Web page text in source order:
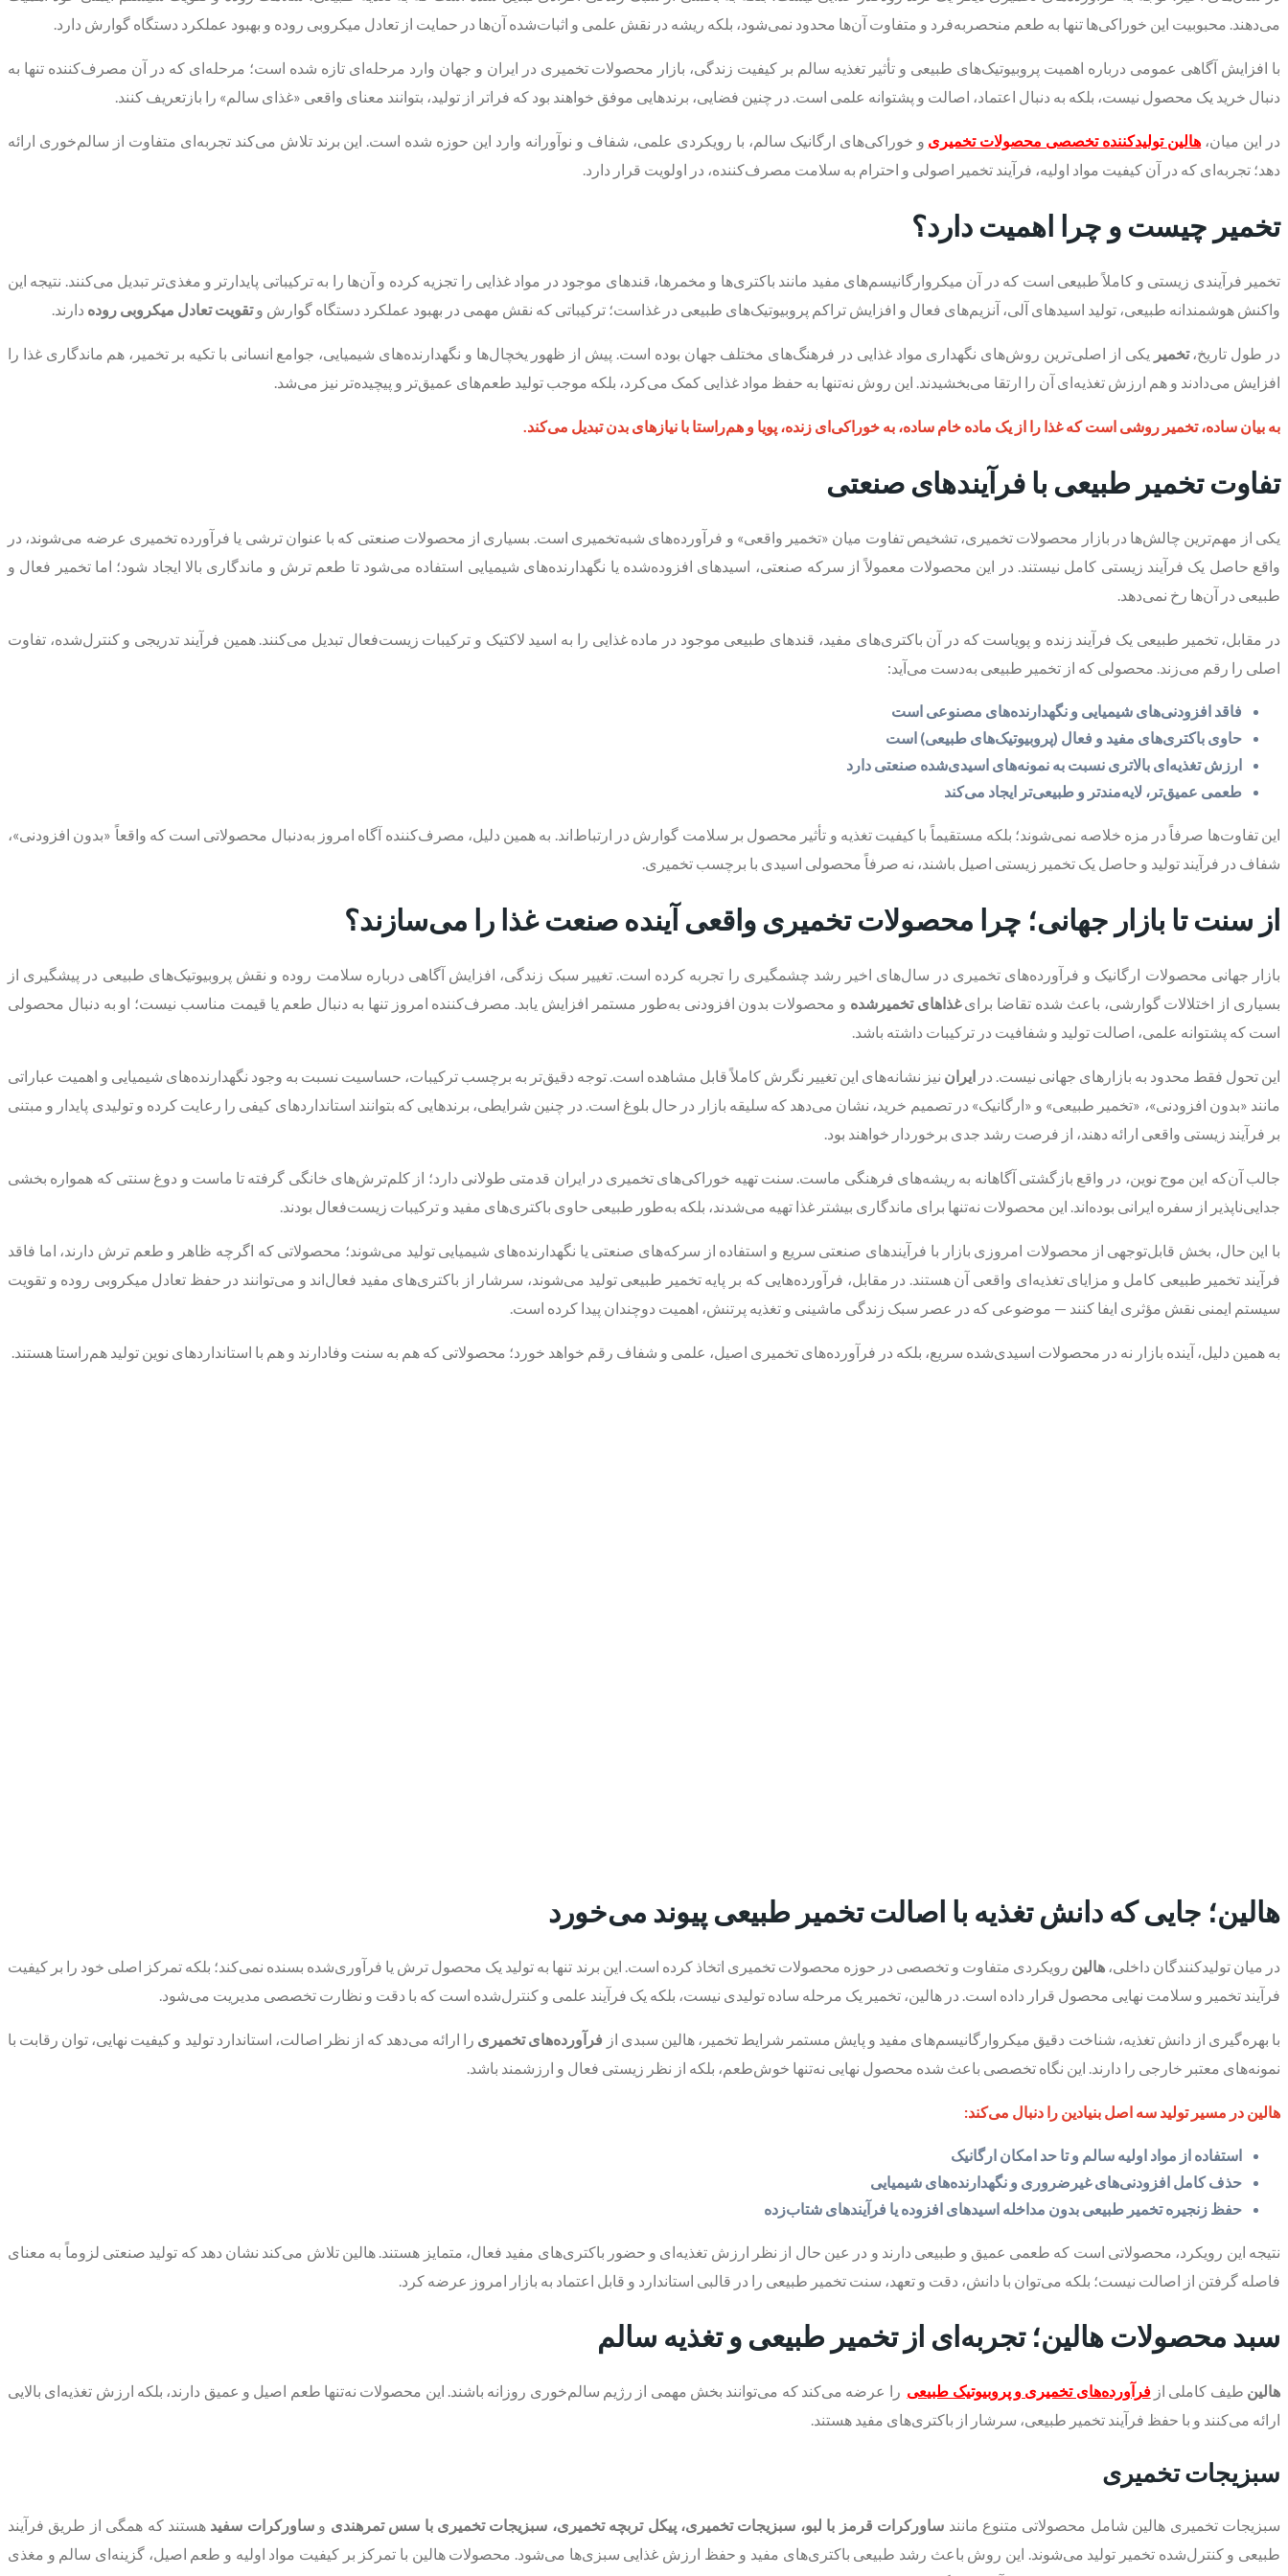
می‌دهند. محبوبیت این خوراکی‌ها تنها به طعم منحصربه‌فرد و متفاوت آن‌ها محدود نمی‌شود، بلکه ریشه در نقش علمی و اثبات‌شده آن‌ها در حمایت از تعادل میکروبی روده و بهبود عملکرد دستگاه گوارش دارد.
با افزایش آگاهی عمومی درباره اهمیت پروبیوتیک‌های طبیعی و تأثیر تغذیه سالم بر کیفیت زندگی، بازار محصولات تخمیری در ایران و جهان وارد مرحله‌ای تازه شده است؛ مرحله‌ای که در آن مصرف‌کننده تنها به
دنبال خرید یک محصول نیست، بلکه به دنبال اعتماد، اصالت و پشتوانه علمی است. در چنین فضایی، برندهایی موفق خواهند بود که فراتر از تولید، بتوانند معنای واقعی «غذای سالم» را بازتعریف کنند.
در این میان، هالین تولیدکننده تخصصی محصولات تخمیری و خوراکی‌های ارگانیک سالم، با رویکردی علمی، شفاف و نوآورانه وارد این حوزه شده است. این برند تلاش می‌کند تجربه‌ای متفاوت از سالم‌خوری ارائه
دهد؛ تجربه‌ای که در آن کیفیت مواد اولیه، فرآیند تخمیر اصولی و احترام به سلامت مصرف‌کننده، در اولویت قرار دارد.
تخمیر چیست و چرا اهمیت دارد؟
تخمیر فرآیندی زیستی و کاملاً طبیعی است که در آن میکروارگانیسم‌های مفید مانند باکتری‌ها و مخمرها، قندهای موجود در مواد غذایی را تجزیه کرده و آن‌ها را به ترکیباتی پایدارتر و مغذی‌تر تبدیل می‌کنند. نتیجه این
واکنش هوشمندانه طبیعی، تولید اسیدهای آلی، آنزیم‌های فعال و افزایش تراکم پروبیوتیک‌های طبیعی در غذاست؛ ترکیباتی که نقش مهمی در بهبود عملکرد دستگاه گوارش وتقویت تعادل میکروبی روده دارند.
در طول تاریخ،تخمیر یکی از اصلی‌ترین روش‌های نگهداری مواد غذایی در فرهنگ‌های مختلف جهان بوده است. پیش از ظهور یخچال‌ها و نگهدارنده‌های شیمیایی، جوامع انسانی با تکیه بر تخمیر، هم ماندگاری غذا را
افزایش می‌دادند و هم ارزش تغذیه‌ای آن را ارتقا می‌بخشیدند. این روش نه‌تنها به حفظ مواد غذایی کمک می‌کرد، بلکه موجب تولید طعم‌های عمیق‌تر و پیچیده‌تر نیز می‌شد.
به بیان ساده، تخمیر روشی است که غذا را از یک ماده خام ساده، به خوراکی‌ای زنده، پویا و هم‌راستا با نیازهای بدن تبدیل می‌کند.
تفاوت تخمیر طبیعی با فرآیندهای صنعتی
یکی از مهم‌ترین چالش‌ها در بازار محصولات تخمیری، تشخیص تفاوت میان «تخمیر واقعی» و فرآورده‌های شبه‌تخمیری است. بسیاری از محصولات صنعتی که با عنوان ترشی یا فرآورده تخمیری عرضه می‌شوند، در
واقع حاصل یک فرآیند زیستی کامل نیستند. در این محصولات معمولاً از سرکه صنعتی، اسیدهای افزوده‌شده یا نگهدارنده‌های شیمیایی استفاده می‌شود تا طعم ترش و ماندگاری بالا ایجاد شود؛ اما تخمیر فعال و
طبیعی در آن‌ها رخ نمی‌دهد.
در مقابل، تخمیر طبیعی یک فرآیند زنده و پویاست که در آن باکتری‌های مفید، قندهای طبیعی موجود در ماده غذایی را به اسید لاکتیک و ترکیبات زیست‌فعال تبدیل می‌کنند. همین فرآیند تدریجی و کنترل‌شده، تفاوت
اصلی را رقم می‌زند. محصولی که از تخمیر طبیعی به‌دست می‌آید:
فاقد افزودنی‌های شیمیایی و نگهدارنده‌های مصنوعی است
حاوی باکتری‌های مفید و فعال (پروبیوتیک‌های طبیعی) است
ارزش تغذیه‌ای بالاتری نسبت به نمونه‌های اسیدی‌شده صنعتی دارد
طعمی عمیق‌تر، لایه‌مندتر و طبیعی‌تر ایجاد می‌کند
این تفاوت‌ها صرفاً در مزه خلاصه نمی‌شوند؛ بلکه مستقیماً با کیفیت تغذیه و تأثیر محصول بر سلامت گوارش در ارتباط‌اند. به همین دلیل، مصرف‌کننده آگاه امروز به‌دنبال محصولاتی است که واقعاً «بدون افزودنی»،
شفاف در فرآیند تولید و حاصل یک تخمیر زیستی اصیل باشند، نه صرفاً محصولی اسیدی با برچسب تخمیری.
از سنت تا بازار جهانی؛ چرا محصولات تخمیری واقعی آینده صنعت غذا را می‌سازند؟
بازار جهانی محصولات ارگانیک و فرآورده‌های تخمیری در سال‌های اخیر رشد چشمگیری را تجربه کرده است. تغییر سبک زندگی، افزایش آگاهی درباره سلامت روده و نقش پروبیوتیک‌های طبیعی در پیشگیری از
بسیاری از اختلالات گوارشی، باعث شده تقاضا برایغذاهای تخمیرشده و محصولات بدون افزودنی به‌طور مستمر افزایش یابد. مصرف‌کننده امروز تنها به دنبال طعم یا قیمت مناسب نیست؛ او به دنبال محصولی
است که پشتوانه علمی، اصالت تولید و شفافیت در ترکیبات داشته باشد.
این تحول فقط محدود به بازارهای جهانی نیست. در ایران نیز نشانه‌های این تغییر نگرش کاملاً قابل مشاهده است. توجه دقیق‌تر به برچسب ترکیبات، حساسیت نسبت به وجود نگهدارنده‌های شیمیایی و اهمیت عباراتی
مانند «بدون افزودنی»، «تخمیر طبیعی» و «ارگانیک» در تصمیم خرید، نشان می‌دهد که سلیقه بازار در حال بلوغ است. در چنین شرایطی، برندهایی که بتوانند استانداردهای کیفی را رعایت کرده و تولیدی پایدار و مبتنی
بر فرآیند زیستی واقعی ارائه دهند، از فرصت رشد جدی برخوردار خواهند بود.
جالب آن‌که این موج نوین، در واقع بازگشتی آگاهانه به ریشه‌های فرهنگی ماست. سنت تهیه خوراکی‌های تخمیری در ایران قدمتی طولانی دارد؛ از کلم‌ترش‌های خانگی گرفته تا ماست و دوغ سنتی که همواره بخشی
جدایی‌ناپذیر از سفره ایرانی بوده‌اند. این محصولات نه‌تنها برای ماندگاری بیشتر غذا تهیه می‌شدند، بلکه به‌طور طبیعی حاوی باکتری‌های مفید و ترکیبات زیست‌فعال بودند.
با این حال، بخش قابل‌توجهی از محصولات امروزی بازار با فرآیندهای صنعتی سریع و استفاده از سرکه‌های صنعتی یا نگهدارنده‌های شیمیایی تولید می‌شوند؛ محصولاتی که اگرچه ظاهر و طعم ترش دارند، اما فاقد
فرآیند تخمیر طبیعی کامل و مزایای تغذیه‌ای واقعی آن هستند. در مقابل، فرآورده‌هایی که بر پایه تخمیر طبیعی تولید می‌شوند، سرشار از باکتری‌های مفید فعال‌اند و می‌توانند در حفظ تعادل میکروبی روده و تقویت
سیستم ایمنی نقش مؤثری ایفا کنند — موضوعی که در عصر سبک زندگی ماشینی و تغذیه پرتنش، اهمیت دوچندان پیدا کرده است.
به همین دلیل، آینده بازار نه در محصولات اسیدی‌شده سریع، بلکه در فرآورده‌های تخمیری اصیل، علمی و شفاف رقم خواهد خورد؛ محصولاتی که هم به سنت وفادارند و هم با استانداردهای نوین تولید هم‌راستا هستند.
هالین؛ جایی که دانش تغذیه با اصالت تخمیر طبیعی پیوند می‌خورد
در میان تولیدکنندگان داخلی،هالین رویکردی متفاوت و تخصصی در حوزه محصولات تخمیری اتخاذ کرده است. این برند تنها به تولید یک محصول ترش یا فرآوری‌شده بسنده نمی‌کند؛ بلکه تمرکز اصلی خود را بر کیفیت
فرآیند تخمیر و سلامت نهایی محصول قرار داده است. در هالین، تخمیر یک مرحله ساده تولیدی نیست، بلکه یک فرآیند علمی و کنترل‌شده است که با دقت و نظارت تخصصی مدیریت می‌شود.
با بهره‌گیری از دانش تغذیه، شناخت دقیق میکروارگانیسم‌های مفید و پایش مستمر شرایط تخمیر، هالین سبدی از فرآورده‌های تخمیری را ارائه می‌دهد که از نظر اصالت، استاندارد تولید و کیفیت نهایی، توان رقابت با
نمونه‌های معتبر خارجی را دارند. این نگاه تخصصی باعث شده محصول نهایی نه‌تنها خوش‌طعم، بلکه از نظر زیستی فعال و ارزشمند باشد.
هالین در مسیر تولید سه اصل بنیادین را دنبال می‌کند:
استفاده از مواد اولیه سالم و تا حد امکان ارگانیک
حذف کامل افزودنی‌های غیرضروری و نگهدارنده‌های شیمیایی
حفظ زنجیره تخمیر طبیعی بدون مداخله اسیدهای افزوده یا فرآیندهای شتاب‌زده
نتیجه این رویکرد، محصولاتی است که طعمی عمیق و طبیعی دارند و در عین حال از نظر ارزش تغذیه‌ای و حضور باکتری‌های مفید فعال، متمایز هستند. هالین تلاش می‌کند نشان دهد که تولید صنعتی لزوماً به معنای
فاصله گرفتن از اصالت نیست؛ بلکه می‌توان با دانش، دقت و تعهد، سنت تخمیر طبیعی را در قالبی استاندارد و قابل اعتماد به بازار امروز عرضه کرد.
سبد محصولات هالین؛ تجربه‌ای از تخمیر طبیعی و تغذیه سالم
هالین طیف کاملی ازفرآورده‌های تخمیری و پروبیوتیک طبیعی را عرضه می‌کند که می‌توانند بخش مهمی از رژیم سالم‌خوری روزانه باشند. این محصولات نه‌تنها طعم اصیل و عمیق دارند، بلکه ارزش تغذیه‌ای بالایی
ارائه می‌کنند و با حفظ فرآیند تخمیر طبیعی، سرشار از باکتری‌های مفید هستند.
سبزیجات تخمیری
سبزیجات تخمیری هالین شامل محصولاتی متنوع مانند ساورکرات قرمز با لبو، سبزیجات تخمیری، پیکل تربچه تخمیری، سبزیجات تخمیری با سس تمرهندی وساورکرات سفید هستند که همگی از طریق فرآیند
طبیعی و کنترل‌شده تخمیر تولید می‌شوند. این روش باعث رشد طبیعی باکتری‌های مفید و حفظ ارزش غذایی سبزی‌ها می‌شود. محصولات هالین با تمرکز بر کیفیت مواد اولیه و طعم اصیل، گزینه‌ای سالم و مغذی